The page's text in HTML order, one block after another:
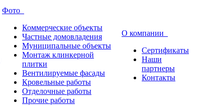
Фото
Коммерческие объекты
Частные домовладения
Муниципальные объекты
Монтаж клинкерной
плитки
Вентилируемые фасады
Кровельные работы
Отделочные работы
Прочие работы
О компании
Сертификаты
Наши
партнеры
Контакты